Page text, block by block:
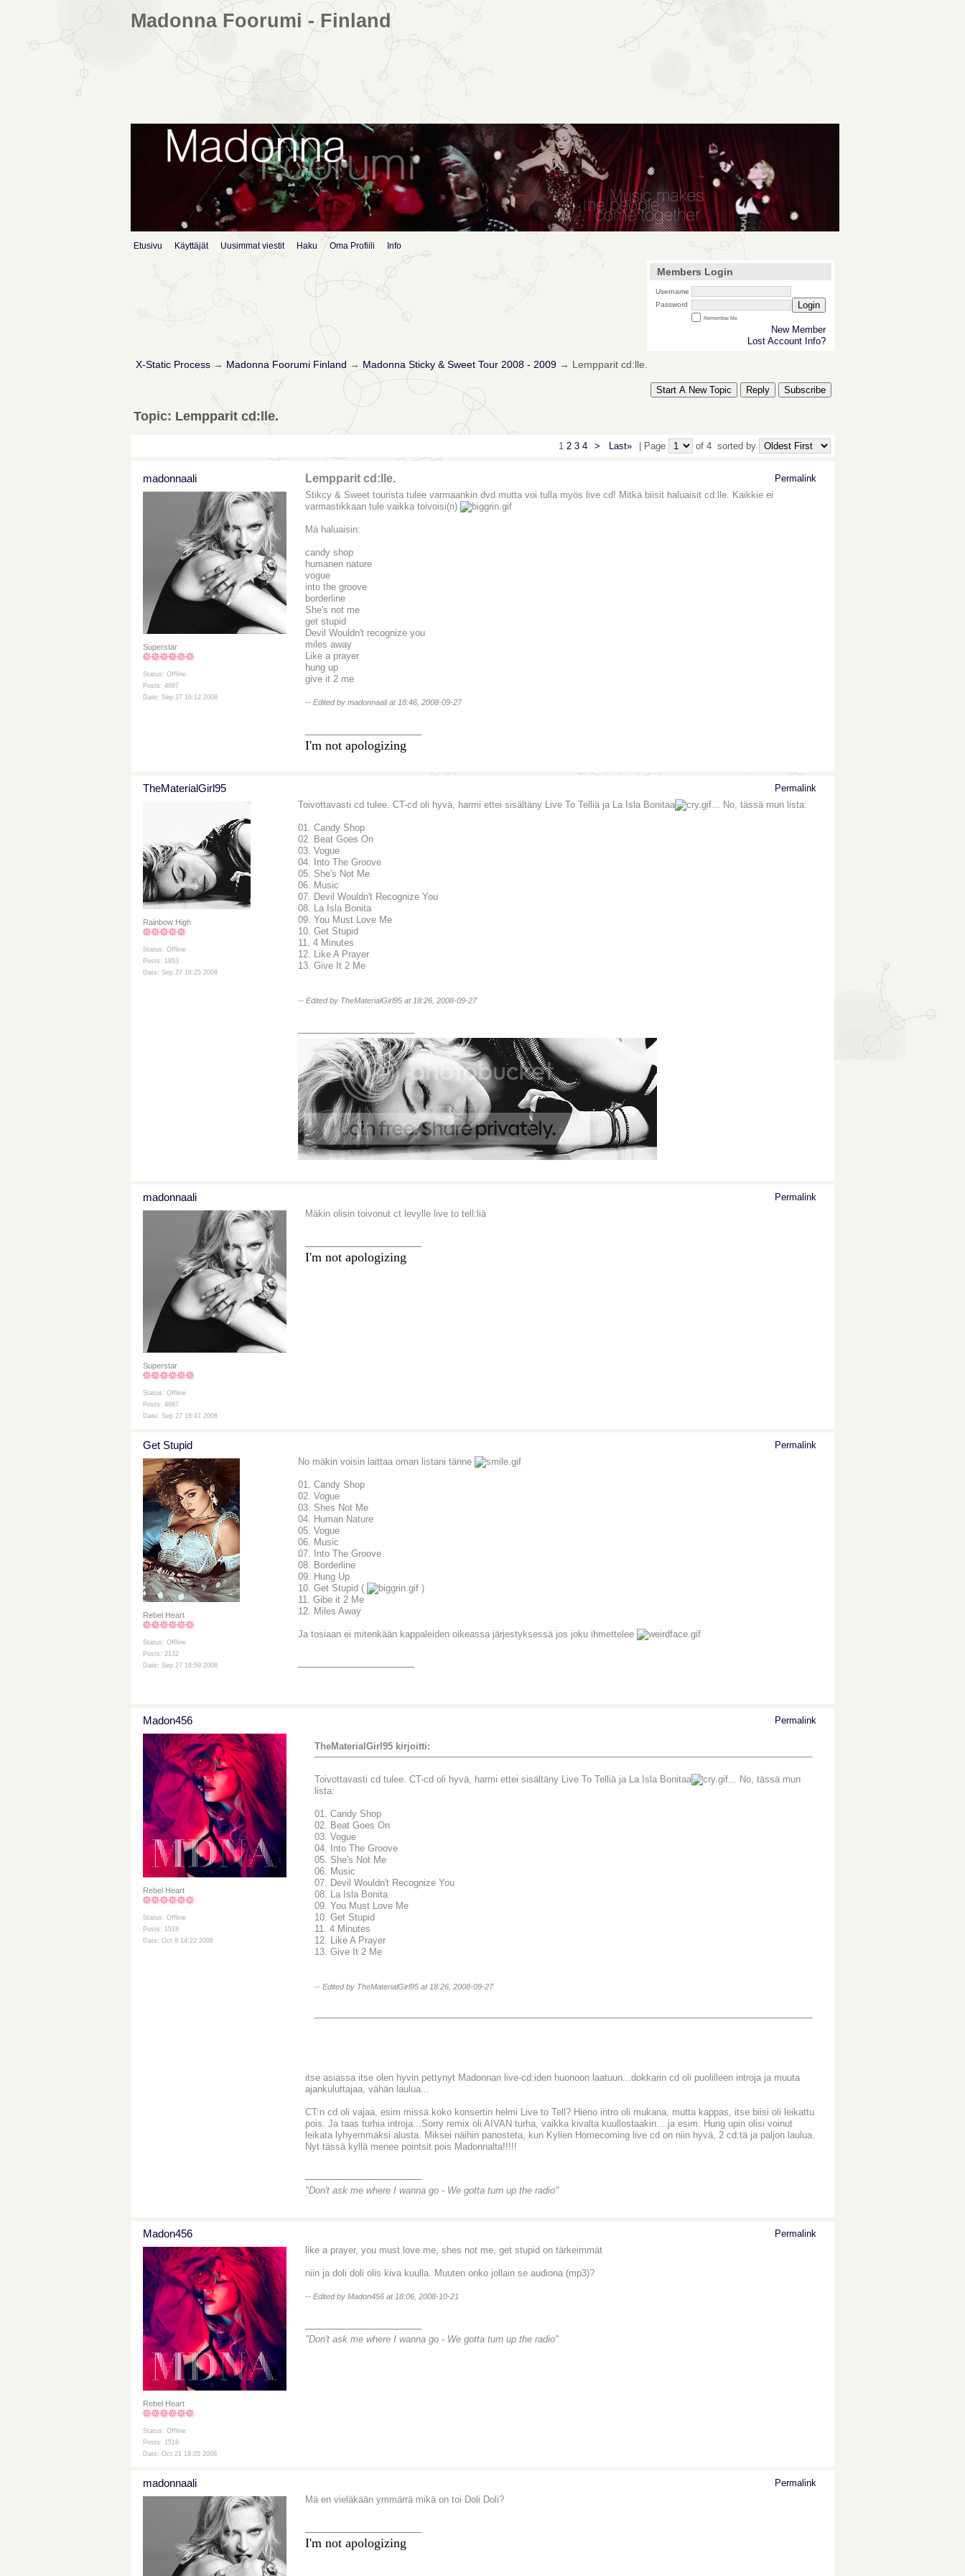
Madonna Foorumi - Finland
Etusivu Käyttäjät Uusimmat viestit Haku Oma Profiili Info
Members Login
Username
Password
Login
Remember Me
New Member
Lost Account Info?
X-Static Process→ Madonna Foorumi Finland → Madonna Sticky & Sweet Tour 2008 - 2009→ Lempparit cd:lle.
Start A New Topic Reply Subscribe
Topic: Lempparit cd:lle.
1 2 3 4 > Last» | Page of 4 sorted by
madonnaali
Superstar
Status: Offline
Posts: 4687
Date: Sep 27 16:12 2008
Lempparit cd:lle.
Permalink
Stikcy & Sweet tourista tulee varmaankin dvd mutta voi tulla myös live cd! Mitkä biisit haluaisit cd:lle. Kaikkie ei
varmastikkaan tule vaikka toivoisi(n)
Mä haluaisin:
candy shop
humanen nature
vogue
into the groove
borderline
She's not me
get stupid
Devil Wouldn't recognize you
miles away
Like a prayer
hung up
give it 2 me
-- Edited by madonnaali at 18:46, 2008-09-27
I'm not apologizing
TheMaterialGirl95
Rainbow High
Status: Offline
Posts: 1953
Date: Sep 27 18:25 2008
Permalink
Toivottavasti cd tulee. CT-cd oli hyvä, harmi ettei sisältäny Live To Telliä ja La Isla Bonitaa
... No, tässä mun lista:
01. Candy Shop
02. Beat Goes On
03. Vogue
04. Into The Groove
05. She's Not Me
06. Music
07. Devil Wouldn't Recognize You
08. La Isla Bonita
09. You Must Love Me
10. Get Stupid
11. 4 Minutes
12. Like A Prayer
13. Give It 2 Me
-- Edited by TheMaterialGirl95 at 18:26, 2008-09-27
madonnaali
Superstar
Status: Offline
Posts: 4687
Date: Sep 27 18:47 2008
Permalink
Mäkin olisin toivonut ct levylle live to tell:liä
I'm not apologizing
Get Stupid
Rebel Heart
Status: Offline
Posts: 2132
Date: Sep 27 18:59 2008
Permalink
No mäkin voisin laittaa oman listani tänne
01. Candy Shop
02. Vogue
03. Shes Not Me
04. Human Nature
05. Vogue
06. Music
07. Into The Groove
08. Borderline
09. Hung Up
10. Get Stupid (
)
11. Gibe it 2 Me
12. Miles Away
Ja tosiaan ei mitenkään kappaleiden oikeassa järjestyksessä jos joku ihmettelee
Madon456
Rebel Heart
Status: Offline
Posts: 1518
Date: Oct 8 14:22 2008
Permalink
TheMaterialGirl95 kirjoitti:
Toivottavasti cd tulee. CT-cd oli hyvä, harmi ettei sisältäny Live To Telliä ja La Isla Bonitaa
... No, tässä mun
lista:
01. Candy Shop
02. Beat Goes On
03. Vogue
04. Into The Groove
05. She's Not Me
06. Music
07. Devil Wouldn't Recognize You
08. La Isla Bonita
09. You Must Love Me
10. Get Stupid
11. 4 Minutes
12. Like A Prayer
13. Give It 2 Me
-- Edited by TheMaterialGirl95 at 18:26, 2008-09-27
itse asiassa itse olen hyvin pettynyt Madonnan live-cd:iden huonoon laatuun...dokkarin cd oli puolilleen introja ja muuta
ajankuluttajaa, vähän laulua...
CT:n cd oli vajaa, esim missä koko konsertin helmi Live to Tell? Hieno intro oli mukana, mutta kappas, itse biisi oli leikattu
pois. Ja taas turhia introja...Sorry remix oli AIVAN turha, vaikka kivalta kuullostaakin....ja esim. Hung upin olisi voinut
leikata lyhyemmäksi alusta. Miksei näihin panosteta, kun Kylien Homecoming live cd on niin hyvä, 2 cd:tä ja paljon laulua.
Nyt tässä kyllä menee pointsit pois Madonnalta!!!!!
"Don't ask me where I wanna go - We gotta turn up the radio"
Madon456
Rebel Heart
Status: Offline
Posts: 1518
Date: Oct 21 18:05 2008
Permalink
like a prayer, you must love me, shes not me, get stupid on tärkeimmät
niin ja doli doli olis kiva kuulla. Muuten onko jollain se audiona (mp3)?
-- Edited by Madon456 at 18:06, 2008-10-21
"Don't ask me where I wanna go - We gotta turn up the radio"
madonnaali
Permalink
Mä en vieläkään ymmärrä mikä on toi Doli Doli?
I'm not apologizing